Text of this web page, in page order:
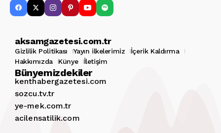
aksamgazetesi.com.tr
Gizlilik Politikası Yayın ilkelerimiz
İçerik Kaldırma
Hakkımızda
Künye İletişim
Bünyemizdekiler
kenthabergazetesi.com
sozcu.tv.tr
ye-mek.com.tr
acilensatilik.com